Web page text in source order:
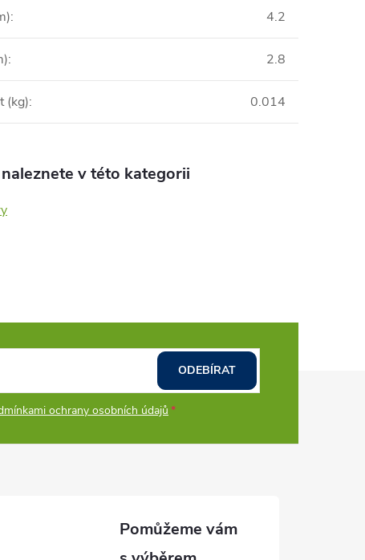
: 4.2
: 2.8
(kg): 0.014
v této kategorii
ochrany osobních údajů
ODEBÍRAT